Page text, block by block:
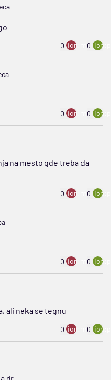
0 ion:minus
0
0 ion:minus
0
na mesto gde treba da
0 ion:minus
0
0 ion:minus
0
ali neka se tegnu
0 ion:minus
0